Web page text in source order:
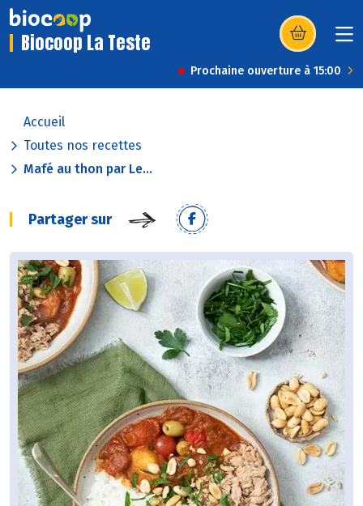
Biocoop La Teste (s’ouvre dans
Prochaine ouverture à 15:00
Accueil
Toutes nos recettes
Mafé au thon par Le...
Partager sur